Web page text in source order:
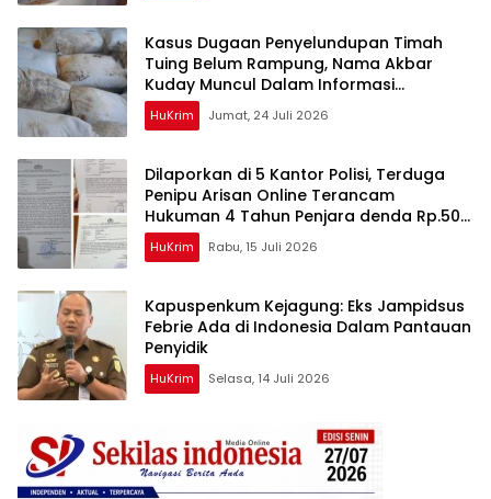
Kasus Dugaan Penyelundupan Timah
Tuing Belum Rampung, Nama Akbar
Kuday Muncul Dalam Informasi
Penyidikan
HuKrim Jumat, 24 Juli 2026
Dilaporkan di 5 Kantor Polisi, Terduga
Penipu Arisan Online Terancam
Hukuman 4 Tahun Penjara denda Rp.500
Juta
HuKrim Rabu, 15 Juli 2026
Kapuspenkum Kejagung: Eks Jampidsus
Febrie Ada di Indonesia Dalam Pantauan
Penyidik
HuKrim Selasa, 14 Juli 2026